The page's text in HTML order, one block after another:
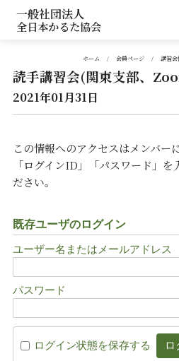
一般社団法人
全日本かるた協会
ホーム 会員ページ 講習会
読手講習会(関東支部、
2021年01月31日
この情報へのアクセスはメンバー
「ログインID」「パスワード」を
ださい。
既存ユーザのログイン
ユーザー名またはメールアドレス
パスワード
ログイン状態を保存する